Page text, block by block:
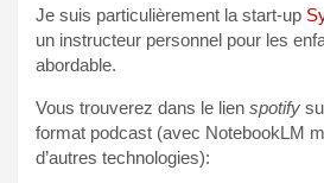
Je suis particulièrement la start-up
un instructeur personnel pour les
abordable.
Vous trouverez dans le lien spotify
format podcast (avec NotebookLM
d’autres technologies):